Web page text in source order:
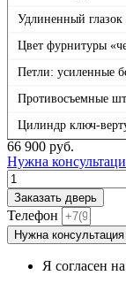
Удлиненный глазок
Цвет фурнитуры
Петли: усиленные
Противосъемные
Цилиндр ключ-
66 900 руб.
Нужна
Количество
товара
М3
New,
панель
зеркало
Заказать дверь
Телефон
Нужна консультация
Я согласен на